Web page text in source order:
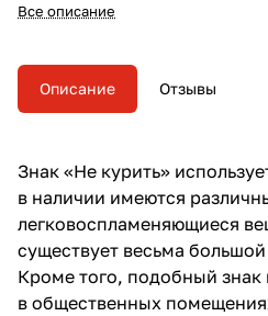
Все описание
Описание Отзывы
Знак «Не курить»
в наличии имеются
легковоспламеняющиеся
существует весьма
Кроме того, подобный знак
в общественных